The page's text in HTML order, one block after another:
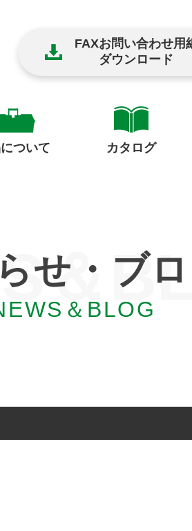
FAXお問い合わせ用
ダウンロード
ついて カタログ
せ・ブ
＆BLOG
＆